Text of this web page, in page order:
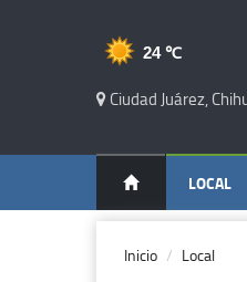
24 ℃
Ciudad Juárez,
LOCAL
Inicio Local